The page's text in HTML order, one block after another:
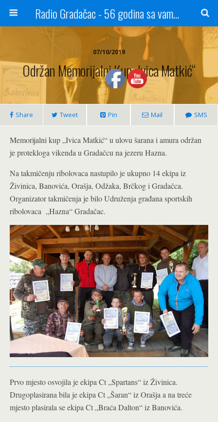
Radio Gradačac - 56 godina sa vama...
07/10/2019
Održan Memorijalni Kup „Ivica Matkić“
Share Tweet Pin Mail SMS
Memorijalni kup „Ivica Matkić“ u ulovu šarana i amura održan
je protekloga vikenda u Gradačcu na jezeru Hazna.
Na takmičenju ribolovaca nastupilo je ukupno 14 ekipa iz
Živinica, Banovića, Orašja, Odžaka, Brčkog i Gradačca.
Organizator takmičenja je bilo Udruženja građana sportskih
ribolovaca „Hazna“ Gradačac.
Prvo mjesto osvojila je ekipa Ct „Spartans“ iz Živinica.
Drugoplasirana bila je ekipa Ct „Šaran“ iz Orašja a na treće
mjesto plasirala se ekipa Ct „Braća Dalton“ iz Banovića.